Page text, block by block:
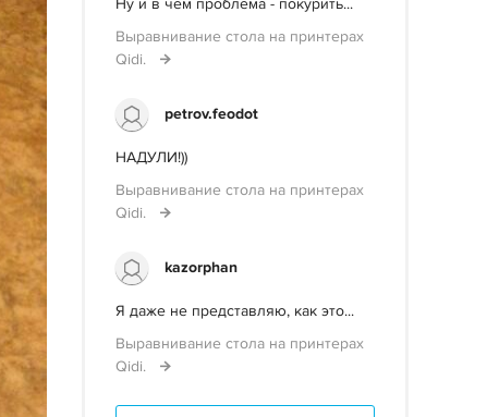
Ну и в чем проблема - покурить...
Выравнивание стола на принтерах
Qidi.
petrov.feodot
НАДУЛИ!))
Выравнивание стола на принтерах
Qidi.
kazorphan
Я даже не представляю, как это...
Выравнивание стола на принтерах
Qidi.